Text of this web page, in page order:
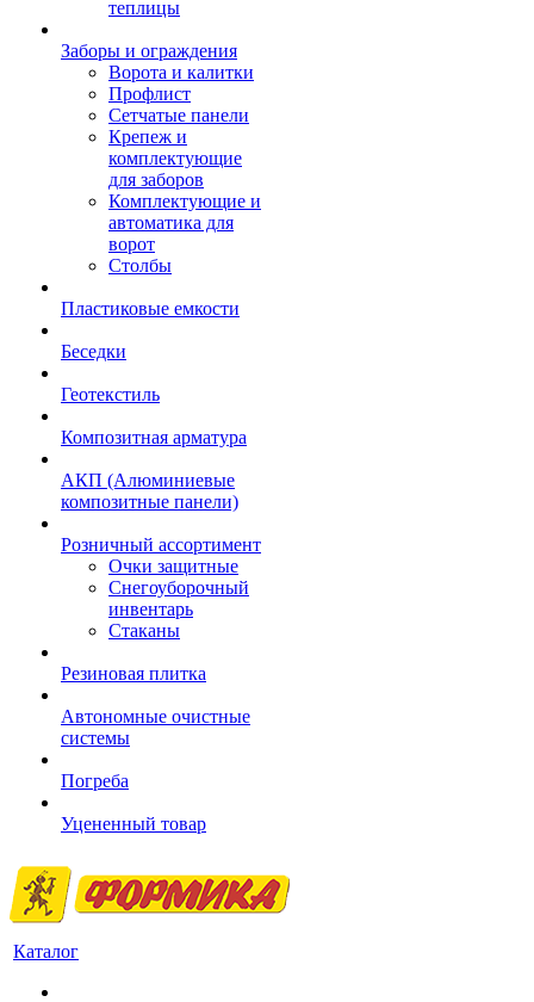
теплицы
Заборы и ограждения
Ворота и калитки
Профлист
Сетчатые панели
Крепеж и
комплектующие
для заборов
Комплектующие и
автоматика для
ворот
Столбы
Пластиковые емкости
Беседки
Геотекстиль
Композитная арматура
АКП (Алюминиевые
композитные панели)
Розничный ассортимент
Очки защитные
Снегоуборочный
инвентарь
Стаканы
Резиновая плитка
Автономные очистные
системы
Погреба
Уцененный товар
Каталог